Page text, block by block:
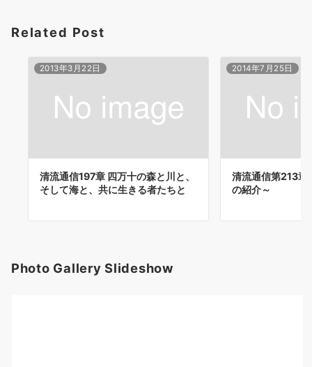
Related Post
2013年3月22日
清流通信197章 四万十の森と川と、
そして海と、共に生きる者たちと
2014年7月25日
清流通信第213章
の紹介～
Photo Gallery Slideshow